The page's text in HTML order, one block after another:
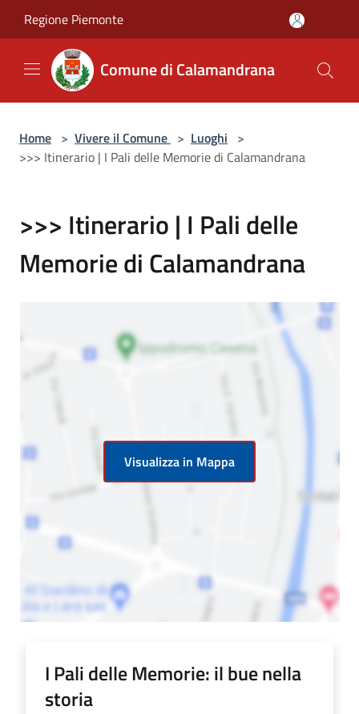
Regione Piemonte
Comune di Calamandrana
Home > Vivere il Comune > Luoghi >
>>> Itinerario | I Pali delle Memorie di Calamandrana
>>> Itinerario | I Pali delle
Memorie di Calamandrana
Visualizza in Mappa
I Pali delle Memorie: il bue nella
storia